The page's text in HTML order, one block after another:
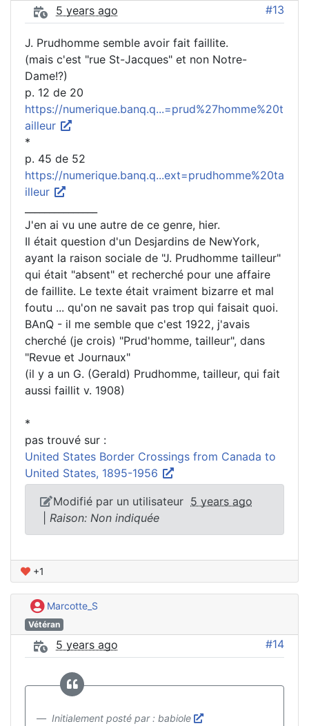
5 years ago #13
J. Prudhomme semble avoir fait faillite.
(mais c'est "rue St-Jacques" et non Notre-
Dame!?)
p. 12 de 20
https://numerique.banq.q...=prud%27homme%20t
ailleur
*
p. 45 de 52
https://numerique.banq.q...ext=prudhomme%20ta
illeur
J'en ai vu une autre de ce genre, hier.
Il était question d'un Desjardins de NewYork,
ayant la raison sociale de "J. Prudhomme tailleur"
qui était "absent" et recherché pour une affaire
de faillite. Le texte était vraiment bizarre et mal
foutu ... qu'on ne savait pas trop qui faisait quoi.
BAnQ - il me semble que c'est 1922, j'avais
cherché (je crois) "Prud'homme, tailleur", dans
"Revue et Journaux"
(il y a un G. (Gerald) Prudhomme, tailleur, qui fait
aussi faillit v. 1908)
*
pas trouvé sur :
United States Border Crossings from Canada to
United States, 1895-1956
Modifié par un utilisateur 5 years ago
Raison: Non indiquée
+1
Marcotte_S
Vétéran
5 years ago #14
Initialement posté par : babiole